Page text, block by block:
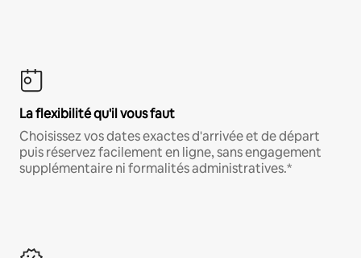
La flexibilité qu'il vous faut
Choisissez vos dates exactes d'arrivée et de départ
puis réservez facilement en ligne, sans engagement
supplémentaire ni formalités administratives.*